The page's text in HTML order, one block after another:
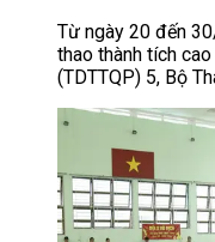
Từ ngày 20 đến
thao thành tích
(TDTTQP) 5, Bộ